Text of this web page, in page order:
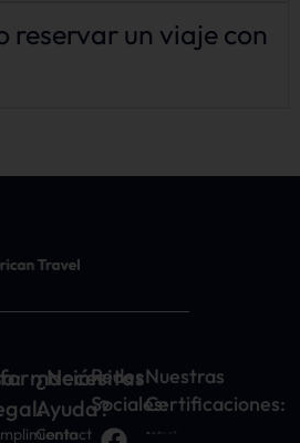
reservar un viaje con
¿Necesitas
Ayuda?
Contacto
Redes
Sociales:
Nuestras
Certificaciones: